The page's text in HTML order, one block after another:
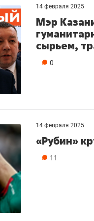
14 февраля 2025
Мэр
сырьем,
0
14 февраля 2025
«Рубин»
11